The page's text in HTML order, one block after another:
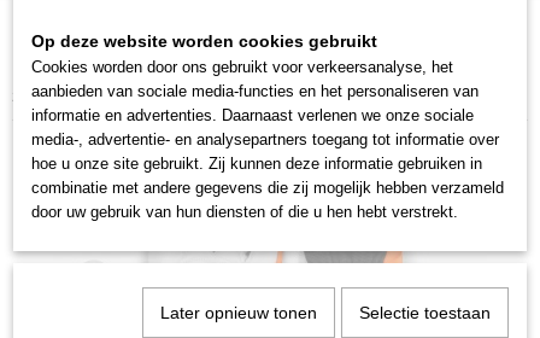
Home >Snoeien en Zagen> Kettingzagen | toebehoren
Handschoenen met snijprotectie>Husqvarna Functional met
zaagbescherming
Op deze website worden cookies gebruikt
Cookies worden door ons gebruikt voor verkeersanalyse, het
aanbieden van sociale media-functies en het personaliseren van
informatie en advertenties. Daarnaast verlenen we onze sociale
media-, advertentie- en analysepartners toegang tot informatie over
hoe u onze site gebruikt. Zij kunnen deze informatie gebruiken in
combinatie met andere gegevens die zij mogelijk hebben verzameld
door uw gebruik van hun diensten of die u hen hebt verstrekt.
Later opnieuw tonen Selectie toestaan